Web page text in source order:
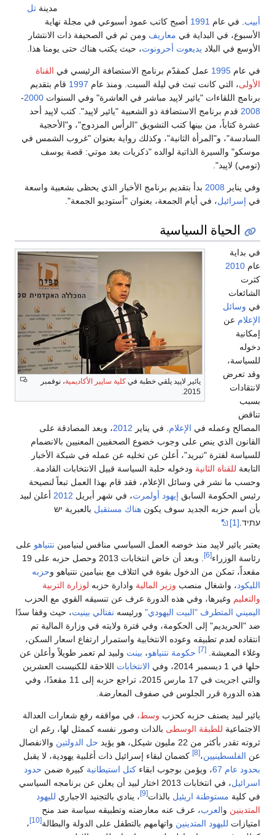
مدينة تل
أبيب . في عام 1991 أصبح كاتب عمود أسبوعي في مجلة نهاية
الأسبوع، في البداية في معاريف ومن ثم في الصحيفة ذات الانتشار
الأوسع في البلاد يديعوت أحرونوت، حيث يكتب هناك حتى يومنا هذا.
في عام 1995 عمل كمقدّم برنامج الاستضافة الرئيسي في القناة
الأولى، التي كانت تبث في ليلة السبت. ومنذ عام 1997 قام بتقديم
برنامج اللقاءات "يائير لاپيد مباشر في العاشرة" وفي السنوات 2000
-
2008 قدم برنامج الاستضافة ذو الشعبية "يائير لاپيد". كتب لاپيد أحد
عشرة كتاباً، من بينها كتب التشويق "الرأس المزدوج"، و"الأحجية
السادسة"، و"المرأة الثانية"، وكذلك رواية بعنوان "غروب الشمس في
موسكو" والسيرة الذاتية لوالده "ذكريات بعد موتي: قصة يوسف
(تومي) لاپيد".
وفي يناير 2008 بدأ بتقديم برنامج الأخبار الذي يحظى بشعبية واسعة
في إسرائيل، في أيام الجمعة، بعنوان "أستوديو الجمعة".
الحياة السياسية
يائير لاپيد يلقي خطبة في كلية ساپير الأكاديمية، نوفمبر
2015.
في بداية
عام 2010
كثرت
الشائعات
في وسائل
الإعلام عن
إمكانية
دخوله
للسياسة،
وقد تعرض
لانتقادات
بسبب
تناقض
المصالح وعمله في الإعلام . في يناير 2012، وبعد المصادقة على
القانون الذي ينص على وجوب خضوع الصحفيين المعنيين بالانضمام
للسياسة لفترة "تبريد"، أعلن عن تخليه عن عمله في شبكة الأخبار
التابعة للقناة الثانية ودخوله حلبة السياسة قبيل الانتخابات القادمة.
وحسب ما نشر في وسائل الإعلام، فقد قام بهذا العمل تبعاً لنصيحة
رئيس الحكومة السابق إيهود أولمرت، في شهر أبريل 2012 أعلن لبيد
بأن اسم حزبه الجديد سوف يكون هناك مستقبل بالعبرية יש
עתיד. [1]
يعتبر يائير لاپيد منذ خوضه العمل السياسي منافس لبنيامين نتنياهو على
رئاسة الوزراء[6]
. وبعد أن خاض انتخابات 2013 وحصل حزبه على 19
مقعداً، تمكن من الدخول بقوة في ائتلاف مع بنيامين نتنياهو وحزبه
الليكود، واشغال منصب وزير المالية وادارة حزبه لوزارة التربية
والتعليم وغيرها، وفي هذه الدورة عرف عن تنسيقه القوي مع الحزب
اليميني المتطرف "البيت اليهودي" ورئيسه نفتالي بينيت، حيث وقفا سدًا
ضد "الحريديم" إلى الحكومة، وفي فترة ولايته في وزارة المالية تم
انتقاده لعدم تطبيقه وعوده الانتخابية واستمرار ارتفاع اسعار السكن،
وغلاء المعيشة.
[7] حكومة نتنياهو، بينت ولبيد لم تعمر طويلاً وأعلن عن
حلها في 1 ديسمبر 2014، وفي
الانتخابات اللاحقة للكنيست العشرين
والتي اجريت في 17 مارس 2015، تراجع حزبه إلى 11 مقعدًا، وفي
هذه الدورة قرر الجلوس في صفوف المعارضة.
يائير لبيد يصنف حزبه كحزب وسط، في مواقفه رفع شعارات العدالة
الاجتماعية للطبقة الوسطى بالذات وصور نفسه كممثل لها، رغم ان
ثروته تقدر بأكثر من 22 مليون شيكل، هو يؤيد
حل الدولتين والانفصال
عن الفلسطينيين،[8]
كضمان لبقاء إسرائيل ذات أغلبية يهودية، لا يقبل
بحدود عام 67
، ويؤمن بوجوب ابقاء كتل استيطانية كبيرة ضمن حدود
اسرائيل
، في انتخابات 2013 اختار لبيد أن يعلن عن برنامجه السياسي
في كلية مستوطنة اريئيل بالذات[9] ، ينادي بالتجنيد الاجباري لليهود
المتدينين والعرب، عرف عنه معارضته وتطبيقه سياسة ضد منح
امتيازات لليهود المتدينين واتهامهم بالتطفل على الدولة والبطالة[10]
،